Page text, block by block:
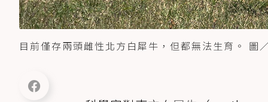
目前僅存兩頭雌性北方白犀牛，但都無法生育。 圖